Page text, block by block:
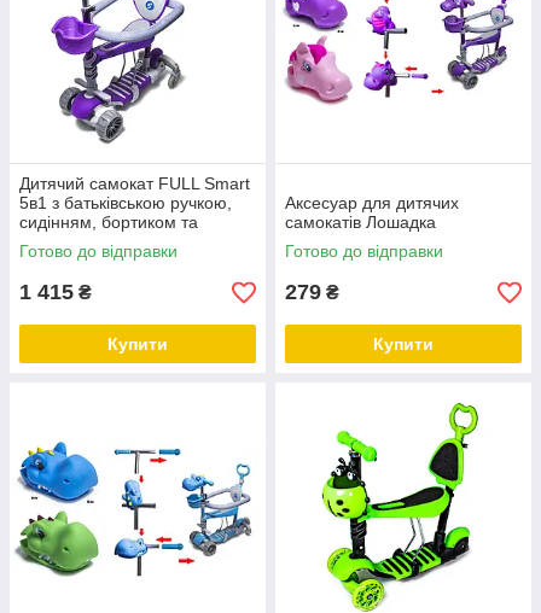
Дитячий самокат FULL Smart
5в1 з батьківською ручкою,
сидінням, бортиком та
подвійними колесами.
Фіолетовий
Готово до відправки
1 415 ₴
Купити
Аксесуар для дитячих
самокатів Лошадка
Готово до відправки
279 ₴
Купити